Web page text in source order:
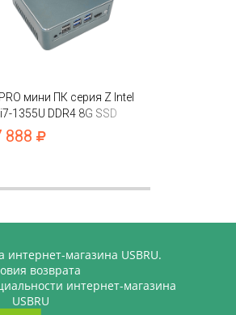
мини ПК серия Z Intel
1355U DDR4 8G SSD
Intel UHD
888
интернет-магазина USBRU.
возврата
интернет-магазина
USBRU